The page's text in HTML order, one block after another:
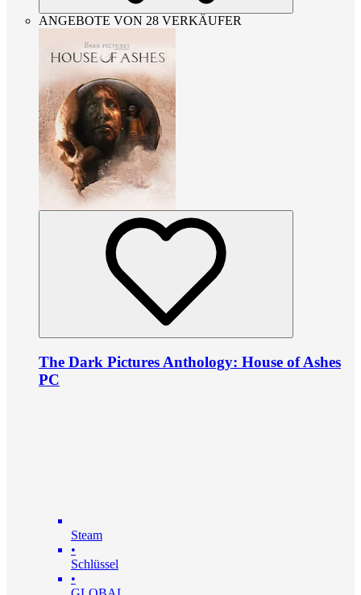
ANGEBOTE VON 28 VERKÄUFER
The Dark Pictures Anthology: House of Ashes
PC
Steam
•
Schlüssel
•